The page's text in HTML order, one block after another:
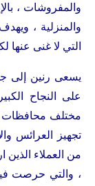
والمفروشات ،
والمنزلية ،
التي لا غنى
يسعى رنين إلى
على النجاح
مختلف محافظات
تجهيز العرائس
من العملاء الذين
، والتي حرصت